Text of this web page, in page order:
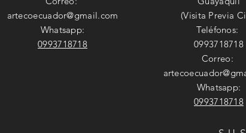
artecoecuador@gmail.com
Whatsapp:
0993718718
(Visita Previa
Teléfonos:
0993718718
Correo:
Whatsapp:
0993718718